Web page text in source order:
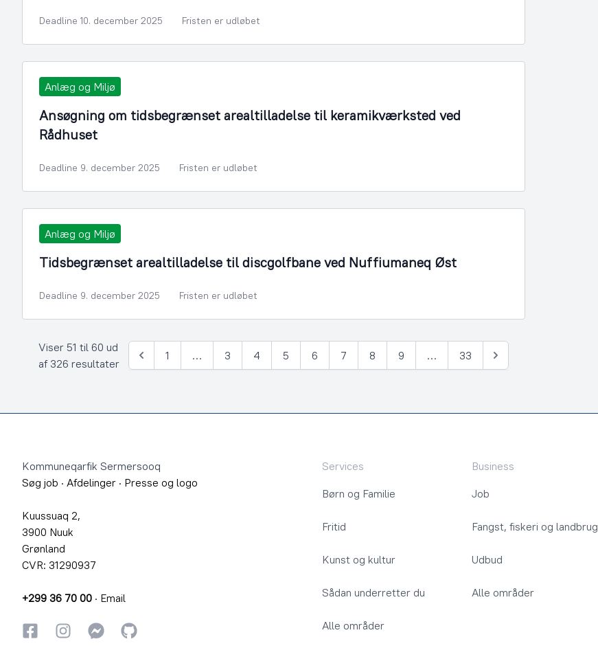
Deadline 10. december 2025 Fristen er udløbet
Anlæg og Miljø
Ansøgning om tidsbegrænset arealtilladelse til keramikværksted ved
Rådhuset
Deadline 9. december 2025 Fristen er udløbet
Anlæg og Miljø
Tidsbegrænset arealtilladelse til discgolfbane ved Nuffiumaneq Øst
Deadline 9. december 2025 Fristen er udløbet
Viser 51 til 60 ud
af 326 resultater
Forrige
1 … 3 4 5 6 7 8 9 … 33
Næste
Kommuneqarfik Sermersooq
Søg job · Afdelinger · Presse og logo
Kuussuaq 2,
3900 Nuuk
Grønland
CVR: 31290937
+299 36 70 00 · Email
FacebookInstagramInstagram
GitHub
Services
Børn og Familie
Fritid
Kunst og kultur
Sådan underretter du
Alle områder
Business
Job
Fangst, fiskeri og landbrug
Udbud
Alle områder